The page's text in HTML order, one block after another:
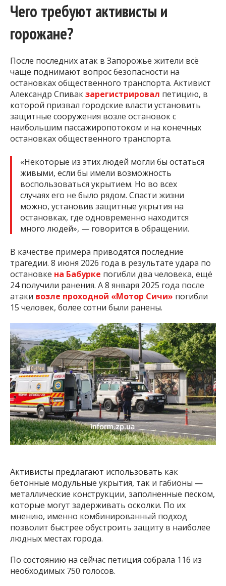
Чего требуют активисты и
горожане?
После последних атак в Запорожье жители всё
чаще поднимают вопрос безопасности на
остановках общественного транспорта. Активист
Александр Спивакзарегистрировал петицию, в
которой призвал городские власти установить
защитные сооружения возле остановок с
наибольшим пассажиропотоком и на конечных
остановках общественного транспорта.
«Некоторые из этих людей могли бы остаться
живыми, если бы имели возможность
воспользоваться укрытием. Но во всех
случаях его не было рядом. Спасти жизни
можно, установив защитные укрытия на
остановках, где одновременно находится
много людей», — говорится в обращении.
В качестве примера приводятся последние
трагедии. 8 июня 2026 года в результате удара по
остановке на Бабурке погибли два человека, ещё
24 получили ранения. А 8 января 2025 года после
атаки возле проходной «Мотор Сичи» погибли
15 человек, более сотни были ранены.
Активисты предлагают использовать как
бетонные модульные укрытия, так и габионы —
металлические конструкции, заполненные песком,
которые могут задерживать осколки. По их
мнению, именно комбинированный подход
позволит быстрее обустроить защиту в наиболее
людных местах города.
По состоянию на сейчас петиция собрала 116 из
необходимых 750 голосов.